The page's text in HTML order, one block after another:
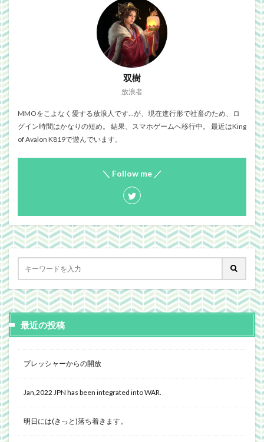
双樹
放浪者
MMOをこよなく愛する放浪人です…が、現在進行形で社畜のため、ロ
グイン時間はかなりの短め。 結果、スマホゲームへ移行中。 最近はKing
of Avalon K819で遊んでいます。
＼ Follow me ／
最近の投稿
プレッシャーからの開放
Jan,2022 JPN has been integrated into WAR.
明日には(きっと)落ち着きます。